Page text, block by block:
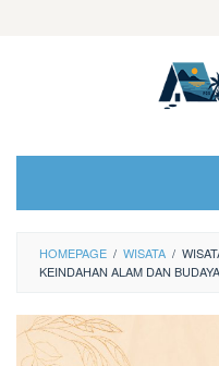
HOMEPAGE / WISATA /
KEINDAHAN ALAM DAN